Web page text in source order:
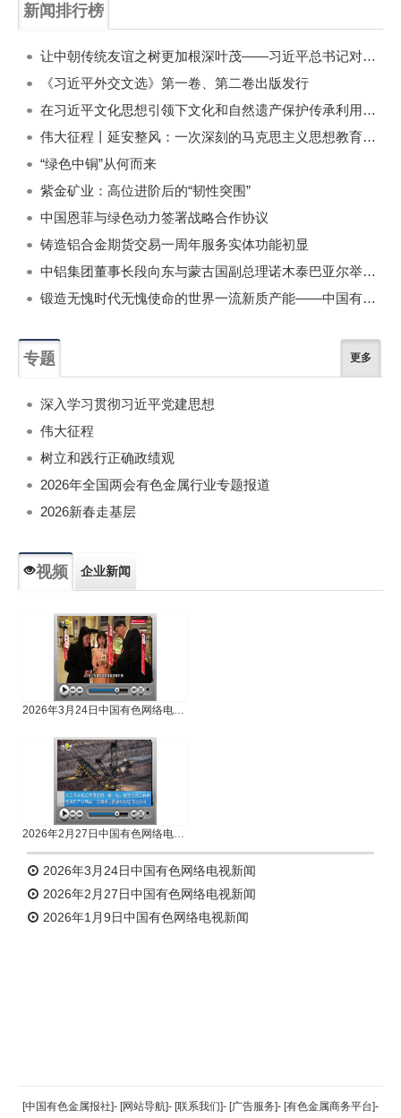
新闻排行榜
让中朝传统友谊之树更加根深叶茂——习近平总书记对朝鲜进行国事访问纪实
《习近平外交文选》第一卷、第二卷出版发行
在习近平文化思想引领下文化和自然遗产保护传承利用工作开创新局面
伟大征程丨延安整风：一次深刻的马克思主义思想教育运动
“绿色中铜”从何而来
紫金矿业：高位进阶后的“韧性突围”
中国恩菲与绿色动力签署战略合作协议
铸造铝合金期货交易一周年服务实体功能初显
中铝集团董事长段向东与蒙古国副总理诺木泰巴亚尔举行会谈
锻造无愧时代无愧使命的世界一流新质产能——中国有色金属工业的战略应对与破局之道（二）
专题 更多
深入学习贯彻习近平党建思想
伟大征程
树立和践行正确政绩观
2026年全国两会有色金属行业专题报道
2026新春走基层
视频 企业新闻
2026年3月24日中国有色网络电视新闻
2026年2月27日中国有色网络电视新闻
2026年3月24日中国有色网络电视新闻
2026年2月27日中国有色网络电视新闻
2026年1月9日中国有色网络电视新闻
返回顶部
[中国有色金属报社]- [网站导航]- [联系我们]- [广告服务]- [有色金属商务平台]-